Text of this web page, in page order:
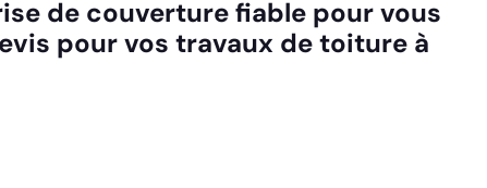
de couverture fiable pour vous
pour vos travaux de toiture à